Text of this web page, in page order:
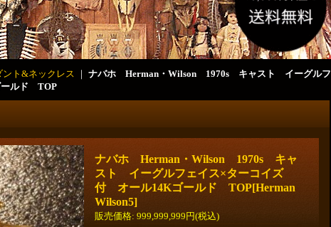
ント&ネックレス ｜ ナバホ Herman・Wilson 1970s キャスト イーグルフ
ールド TOP
ナバホ Herman・Wilson 1970s キャ
スト イーグルフェイス×ターコイズ
付 オール14Kゴールド TOP[Herman
Wilson5]
販売価格: 999,999,999円(税込)